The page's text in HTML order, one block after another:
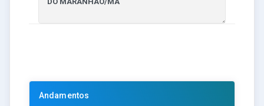
Andamentos